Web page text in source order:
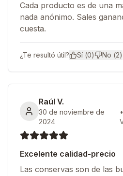
Cada producto es de una
nada anónimo. Sales
cuesta.
¿Te resultó útil? Sí (0) No (2)
Raúl V.
30 de noviembre de
2024
•
Excelente calidad-precio
Las conservas son de las